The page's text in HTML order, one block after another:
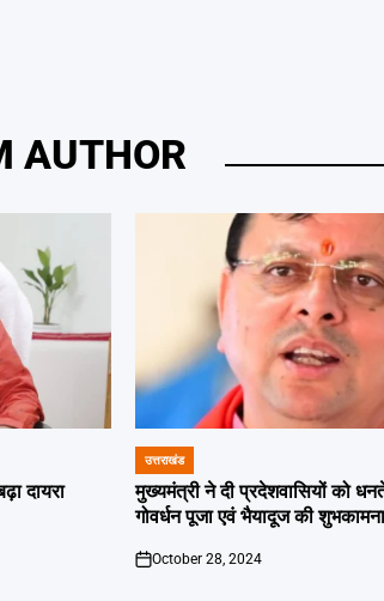
AUTHOR
दायरा
POSTED
IN
उत्तराखंड
मुख्यमंत्री ने दी प्रदेशवासियों को
गोवर्धन पूजा एवं भैयादूज की
on
October 28, 2024